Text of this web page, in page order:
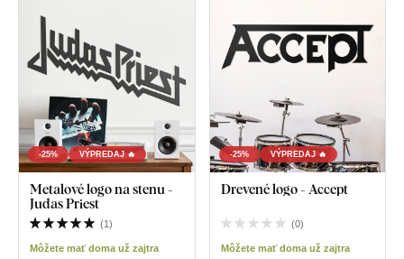
-25% VÝPREDAJ 🔥
Metalové logo na stenu -
Judas Priest
(1)
Môžete mať doma už zajtra
-25% VÝPREDAJ 🔥
Drevené logo - Accept
(0)
Môžete mať doma už zajtra